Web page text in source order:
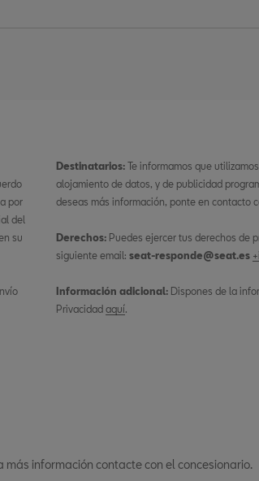
por
del
su
Destinatarios: Te informamos que
alojamiento de datos, y de publicidad
deseas más información, ponte en contacto
Derechos: Puedes ejercer tus derechos de
siguiente email: seat-responde@seat.es
Información adicional: Dispones de la
Privacidad aquí.
información contacte con el concesionario.